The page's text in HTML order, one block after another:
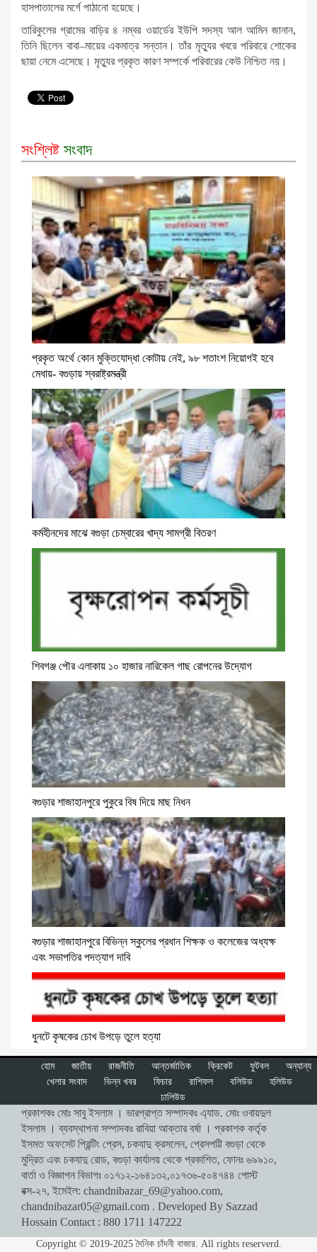
হাসপাতালের মর্গে পাঠানো হয়েছে।
তারিকুলের গ্রামের বাড়ির ৪ নম্বর ওয়ার্ডের ইউপি সদস্য আল আমিন জানান,
তিনি ছিলেন বাবা–মায়ের একমাত্র সন্তান। তাঁর মৃত্যুর খবরে পরিবারে শোকের
ছায়া নেমে এসেছে। মৃত্যুর প্রকৃত কারণ সম্পর্কে পরিবারের কেউ নিশ্চিত নয়।
সংশ্লিষ্ট সংবাদ
প্রকৃত অর্থে কোন মুক্তিযোদ্ধা কোটায় নেই, ৯৮ শতাংশ নিয়োগই হবে
মেধায়- বগুড়ায় স্বরাষ্ট্রমন্ত্রী
কর্মহীনদের মাঝে বগুড়া চেম্বারের খাদ্য সামগ্রী বিতরণ
শিবগঞ্জ পৌর এলাকায় ১০ হাজার নারিকেল গাছ রোপনের উদ্যোগ
বগুড়ার শাজাহানপুরে পুকুরে বিষ দিয়ে মাছ নিধন
বগুড়ার শাজাহানপুরে বিভিন্ন স্কুলের প্রধান শিক্ষক ও কলেজের অধ্যক্ষ
এবং সভাপতির পদত্যাগ দাবি
ধুনটে কৃষকের চোখ উপড়ে তুলে হত্যা
হোম জাতীয় রাজনীতি আন্তর্জাতিক ক্রিকেট ফুটবল
অন্যান্য
খেলার সংবাদ
ভিন্ন খবর ফিচার রাশিফল বলিউড
হলিউড
ঢালিউড
প্রকাশকঃ মোঃ সাবু ইসলাম । ভারপ্রাপ্ত সম্পাদকঃ এ্যাড. মোঃ ওবায়দুল
ইসলাম । ব্যবস্থাপনা সম্পাদকঃ রাবিয়া আক্তার বর্ষা । প্রকাশক কর্তৃক
ইসমত অফসেট প্রিন্টিং প্রেস, চকযাদু ক্রসলেন, প্রেসপট্টি বগুড়া থেকে
মুদ্রিত এবং চকযাদু রোড, বগুড়া কার্যালয় থেকে প্রকাশিত, ফোনঃ ৬৯৯১০,
বার্তা ও বিজ্ঞাপন বিভাগঃ ০১৭১২-১৬৪১৩২,০১৭৩৬-৫০৪৭৪৪ পোস্ট
বক্স-২৭, ইমেইল: chandnibazar_69@yahoo.com,
chandnibazar05@gmail.com . Developed By Sazzad
Hossain Contact : 880 1711 147222
Copyright © 2019-2025 দৈনিক চাঁদনী বাজার. All rights reserverd.